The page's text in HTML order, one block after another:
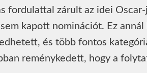
fordulattal zárult az idei
kapott nominációt. Ez annál
és több fontos
reménykedett, hogy a